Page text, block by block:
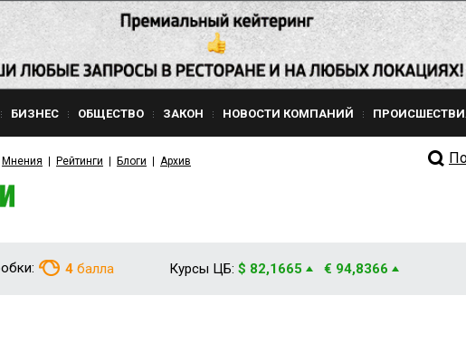
БИЗНЕС ОБЩЕСТВО ЗАКОН НОВОСТИ КОМПАНИЙ
Мнения Рейтинги Блоги Архив
4 балла Курсы ЦБ: $ 82,1665 € 94,8366